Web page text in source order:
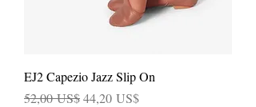
EJ2 Capezio Jazz Slip On
Precio
52,00 US$Precio de oferta
44,20 US$